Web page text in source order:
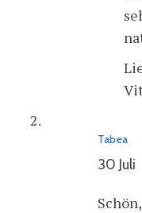
Tabea
30 Juli